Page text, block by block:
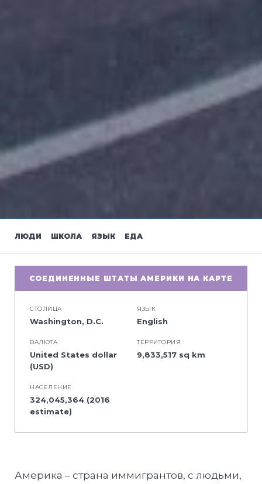
ЛЮДИ ШКОЛА ЯЗЫК ЕДА
СОЕДИНЕННЫЕ ШТАТЫ АМЕРИКИ НА КАРТЕ
СТОЛИЦА
Washington, D.C.
ЯЗЫК
English
BАЛЮТА
United States dollar
(USD)
ТЕРРИТОРИЯ
9,833,517 sq km
НАСЕЛЕНИЕ
324,045,364 (2016
estimate)
Америка – страна иммигрантов, с людьми,